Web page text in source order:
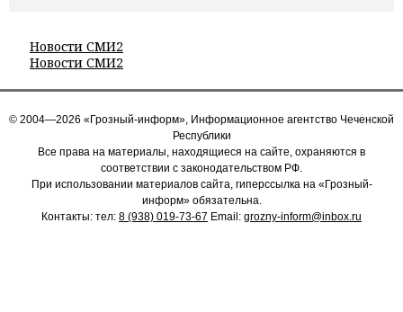
Новости СМИ2
Новости СМИ2
© 2004—2026 «Грозный-информ», Информационное агентство Чеченской
Республики
Все права на материалы, находящиеся на сайте, охраняются в
соответствии с законодательством РФ.
При использовании материалов сайта, гиперссылка на «Грозный-
информ» обязательна.
Контакты: тел: 8 (938) 019-73-67 Email: grozny-inform@inbox.ru